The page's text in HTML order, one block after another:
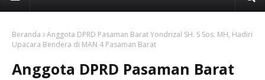
Beranda
Anggota DPRD Pasaman Barat Yondrizal SH. S Sos. MH, Hadiri
Upacara Bendera di MAN 4 Pasaman Barat
Anggota DPRD Pasaman Barat